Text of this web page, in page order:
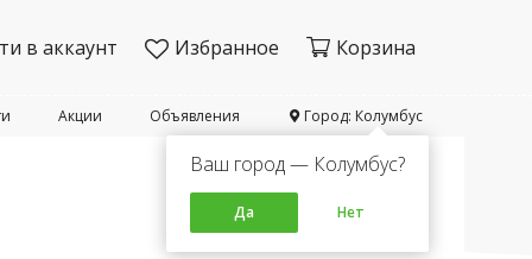
в аккаунт Избранное Корзина
Город: Колумбус
Ваш город — Колумбус?
Да Нет
Объявления
Акции